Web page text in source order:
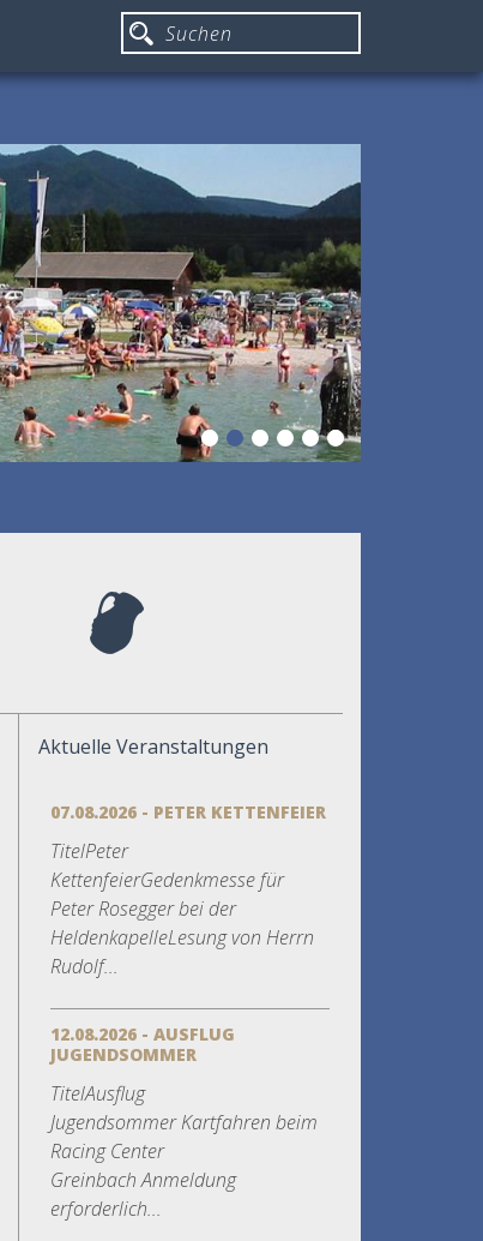
Aktuelle Veranstaltungen
07.08.2026 - PETER KETTENFEIER
TitelPeter
KettenfeierGedenkmesse für
Peter Rosegger bei der
HeldenkapelleLesung von Herrn
Rudolf...
12.08.2026 - AUSFLUG
JUGENDSOMMER
TitelAusflug
Jugendsommer Kartfahren beim
Racing Center
Greinbach Anmeldung
erforderlich...